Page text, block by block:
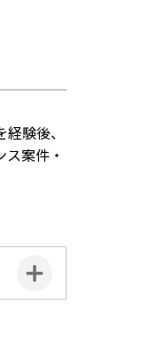
験後、
案件・